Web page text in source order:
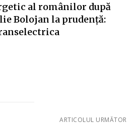
al românilor după
Bolojan la prudență:
ARTICOLUL URMĂTOR